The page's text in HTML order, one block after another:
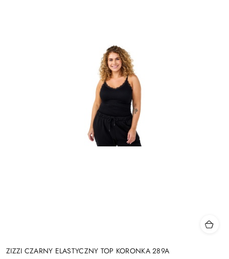
ZIZZI CZARNY ELASTYCZNY TOP KORONKA 289A